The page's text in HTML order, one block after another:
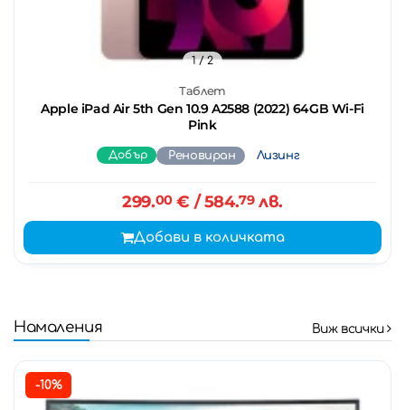
Таблет
Apple iPad Air 5th Gen 10.9 A2588 (2022) 64GB Wi-Fi
Pink
1/ 2
Добър Реновиран Лизинг
299.00€ / 584.79лв.
Добави в количката
Намаления Виж всички
-10%